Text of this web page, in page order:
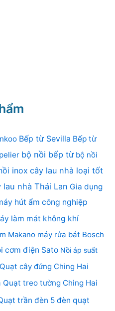
Bếp từ Sevilla Bếp từ
bộ nồi bếp từ bộ nồi
inox cây lau nhà loại tốt
lau nhà Thái Lan Gia dụng
hút ẩm công nghiệp
làm mát không khí
Makano máy rửa bát Bosch
cơm điện Sato Nồi áp suất
Quạt cây đứng Ching Hai
Quạt treo tường Ching Hai
trần đèn 5 đèn quạt